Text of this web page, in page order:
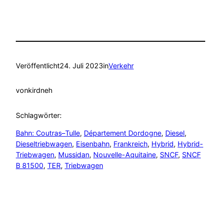
Veröffentlicht24. Juli 2023inVerkehr
vonkirdneh
Schlagwörter:
Bahn: Coutras–Tulle, Département Dordogne, Diesel
Dieseltriebwagen, Eisenbahn, Frankreich, Hybrid, Hybrid-
Triebwagen, Mussidan, Nouvelle-Aquitaine, SNCF, SNCF
B 81500, TER, Triebwagen